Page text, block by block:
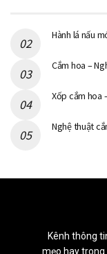
Hành lá nấu
Cắm hoa –
Xốp cắm hoa
Nghệ thuật
Kênh thông
mẹo hay trong